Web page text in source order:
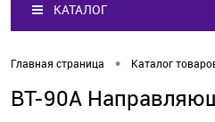
КАТАЛОГ
Главная страница • Каталог
BT-90A